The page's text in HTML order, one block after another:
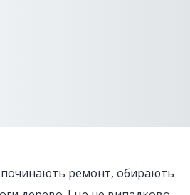
починають ремонт, обирають